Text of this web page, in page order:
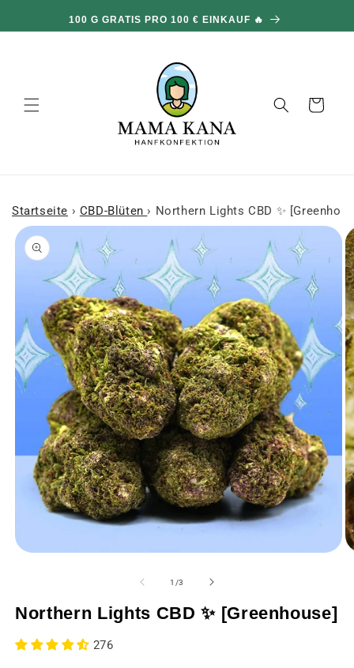
100 G GRATIS PRO 100 € EINKAUF 🔥
Warenkorb
Startseite › CBD-Blüten › Northern Lights CBD ✨
modalen
Fenster
1 /von
3
Northern Lights CBD ✨ [Greenhouse]
276